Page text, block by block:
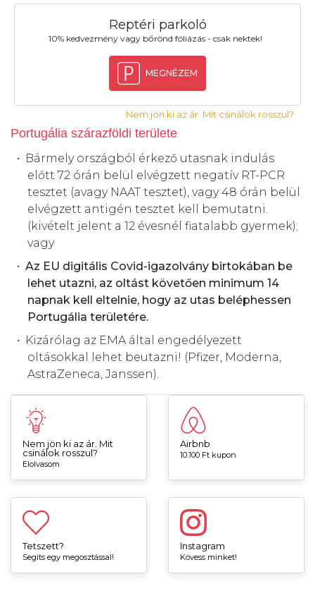
Reptéri parkoló
10% kedvezmény vagy bőrönd fóliázás - csak nektek!
MEGNÉZEM
Nem jön ki az ár. Mit csinálok rosszul?
Portugália szárazföldi területe
Bármely országból érkező utasnak indulás
előtt 72 órán belül elvégzett negatív RT-PCR
tesztet (avagy NAAT tesztet), vagy 48 órán belül
elvégzett antigén tesztet kell bemutatni.
(kivételt jelent a 12 évesnél fiatalabb gyermek);
vagy
Az EU digitális Covid-igazolvány birtokában be
lehet utazni, az oltást követően minimum 14
napnak kell eltelnie, hogy az utas beléphessen
Portugália területére.
Kizárólag az EMA által engedélyezett
oltásokkal lehet beutazni! (Pfizer, Moderna,
AstraZeneca, Janssen).
Nem jön ki az ár. Mit
csinálok rosszul?
Elolvasom
Airbnb
10.100 Ft kupon
Tetszett?
Segíts egy megosztással!
Instagram
Kövess minket!